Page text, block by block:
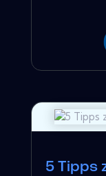
5 Tipps